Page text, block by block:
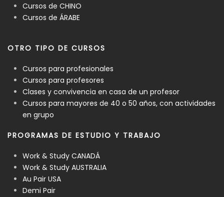
Cursos de CHINO
Cursos de ÁRABE
OTRO TIPO DE CURSOS
Cursos para profesionales
Cursos para profesores
Clases y convivencia en casa de un profesor
Cursos para mayores de 40 o 50 años, con actividades
en grupo
PROGRAMAS DE ESTUDIO Y TRABAJO
Work & Study CANADÁ
Work & Study AUSTRALIA
Au Pair USA
Demi Pair